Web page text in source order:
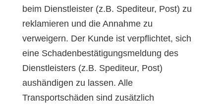
beim Dienstleister (z.B. Spediteur, Post) zu
reklamieren und die Annahme zu
verweigern. Der Kunde ist verpflichtet, sich
eine Schadenbestätigungsmeldung des
Dienstleisters (z.B. Spediteur, Post)
aushändigen zu lassen. Alle
Transportschäden sind zusätzlich